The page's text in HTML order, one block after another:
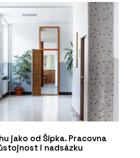
jako od Šípka. Pracovna
i nadsázku